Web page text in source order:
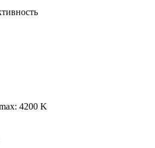
4200 K